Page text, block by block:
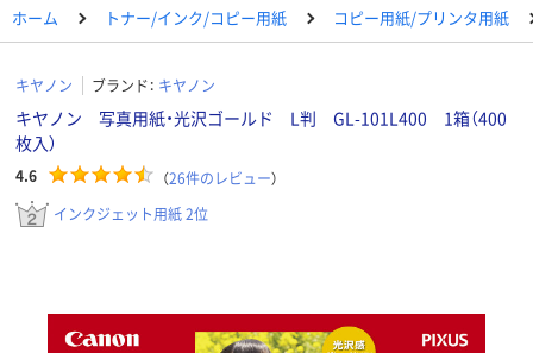
ホーム トナー/インク/コピー用紙 コピー用紙/プリンタ用紙
キヤノン ブランド： キヤノン
キヤノン 写真用紙・光沢ゴールド L判 GL-101L400 1箱（400
枚入）
4.6 （26件のレビュー）
インクジェット用紙 2位